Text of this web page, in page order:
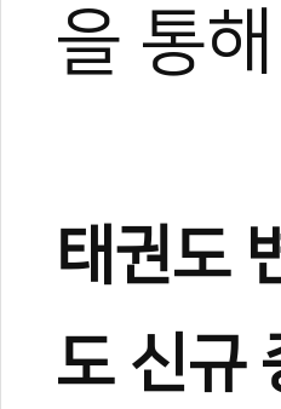
을 통
태권도
도 신규